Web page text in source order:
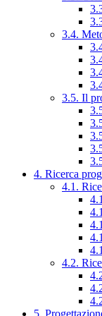
3.4.
3.5. Il
4. Ricerca
4.1.
4.2.
5.